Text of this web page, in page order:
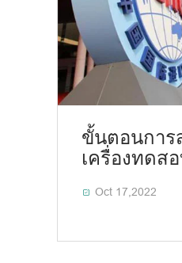
ขั้นตอนการ
เครื่องทดส
 Oct 17,2022